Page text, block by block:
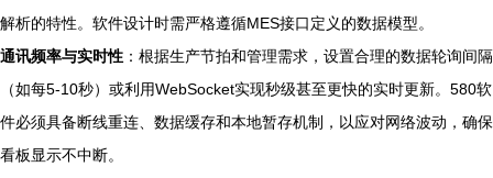
解析的特性。软件设计时需严格遵循MES接口定义的数据模型。
通讯频率与实时性 ：根据生产节拍和管理需求，设置合理的数据轮询间隔
（如每5-10秒）或利用WebSocket实现秒级甚至更快的实时更新。580软
件必须具备断线重连、数据缓存和本地暂存机制，以应对网络波动，确保
看板显示不中断。